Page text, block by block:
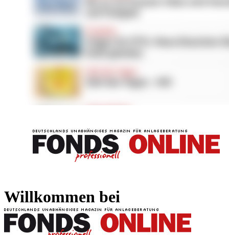
Willkommen bei